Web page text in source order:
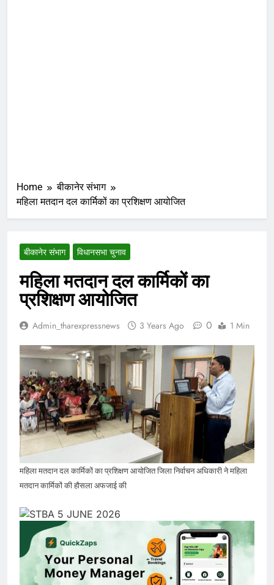
Home
बीकानेर संभाग
महिला मतदान दल कार्मिकों का प्रशिक्षण आयोजित
बीकानेर संभाग विधानसभा चुनाव
महिला मतदान दल कार्मिकों का
प्रशिक्षण आयोजित
Admin_tharexpressnews 3 Years Ago 0 1 Min
महिला मतदान दल कार्मिकों का प्रशिक्षण आयोजित जिला निर्वाचन अधिकारी ने महिला
मतदान कार्मिकों की हौसला अफजाई की